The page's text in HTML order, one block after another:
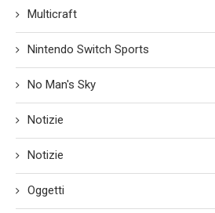
Multicraft
Nintendo Switch Sports
No Man's Sky
Notizie
Notizie
Oggetti